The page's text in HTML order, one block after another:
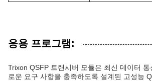
응용 프로그램:
Trixon QSFP 트랜시버 모듈은 최신 데이터
로운 요구 사항을 충족하도록 설계된 고성능